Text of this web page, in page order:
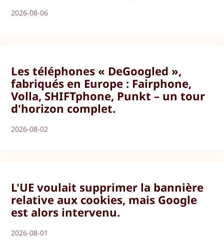
2026-08-06
Les téléphones « DeGoogled »,
fabriqués en Europe : Fairphone,
Volla, SHIFTphone, Punkt – un tour
d'horizon complet.
2026-08-02
L'UE voulait supprimer la bannière
relative aux cookies, mais Google
est alors intervenu.
2026-08-01